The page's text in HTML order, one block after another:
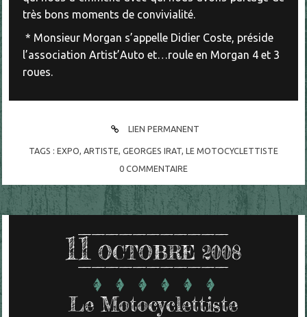
très bons moments de convivialité.
* Monsieur Morgan s’appelle Didier Coste, préside
l’association Artist’Auto et…roule en Morgan 4 et 3
roues.
LIEN PERMANENT
TAGS : EXPO, ARTISTE, GEORGES IRAT, LE MOTOCYCLETTISTE
0 COMMENTAIRE
11 OCTOBRE 2008
Le Motocyclettiste